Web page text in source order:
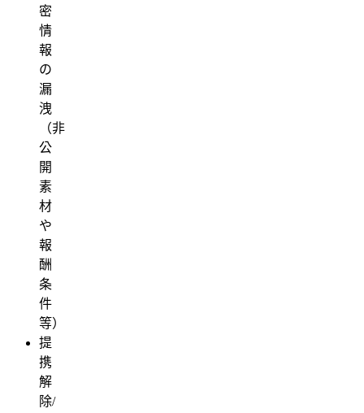
密
情
報
の
漏
洩
（非
公
開
素
材
や
報
酬
条
件
等）
提
携
解
除/